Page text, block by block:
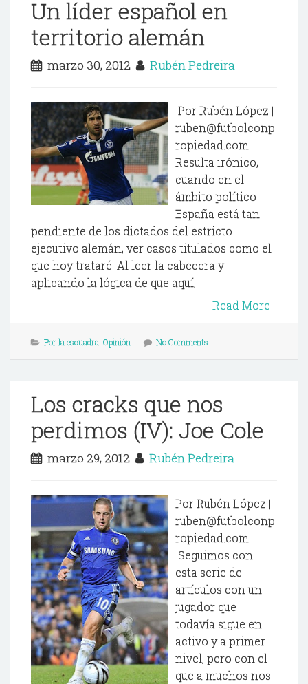
Un líder español en
territorio alemán
marzo 30, 2012 Rubén Pedreira
Por Rubén López |
ruben@futbolconp
ropiedad.com
Resulta irónico,
cuando en el
ámbito político
España está tan
pendiente de los dictados del estricto
ejecutivo alemán, ver casos titulados como el
que hoy trataré. Al leer la cabecera y
aplicando la lógica de que aquí,...
Read More
Por la escuadra. Opinión No Comments
Los cracks que nos
perdimos (IV): Joe Cole
marzo 29, 2012 Rubén Pedreira
Por Rubén López |
ruben@futbolconp
ropiedad.com
Seguimos con
esta serie de
artículos con un
jugador que
todavía sigue en
activo y a primer
nivel, pero con el
que a muchos nos